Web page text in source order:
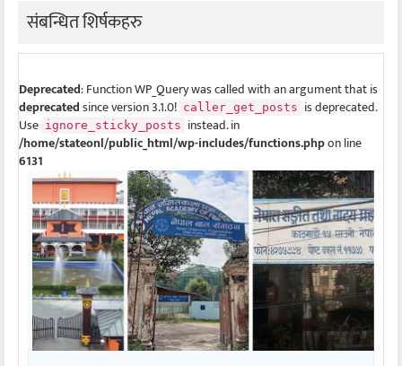
संबन्धित शिर्षकहरु
Deprecated: Function WP_Query was called with an argument that is
deprecatedsince version 3.1.0! caller_get_posts is deprecated.
Use ignore_sticky_posts instead. in
/home/stateonl/public_html/wp-includes/functions.phpon line
6131